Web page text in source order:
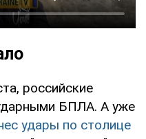
российские
БПЛА. А уже
удары по столице